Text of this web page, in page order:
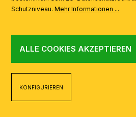
Schutzniveau.Mehr Informationen ...
ALLE COOKIES AKZEPTIEREN
KONFIGURIEREN